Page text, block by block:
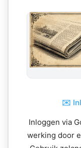
✉️
Inloggen via
werking door